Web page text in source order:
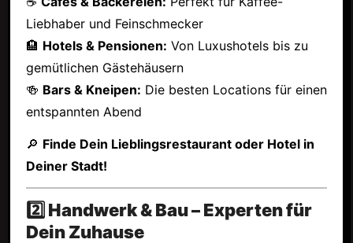
Liebhaber und Feinschmecker
🏨 Hotels & Pensionen: Von Luxushotels bis zu
gemütlichen Gästehäusern
🍻 Bars & Kneipen: Die besten Locations für einen
entspannten Abend
🔎 Finde Dein Lieblingsrestaurant oder Hotel in
Deiner Stadt!
2️⃣ Handwerk & Bau – Experten für
Dein Zuhause